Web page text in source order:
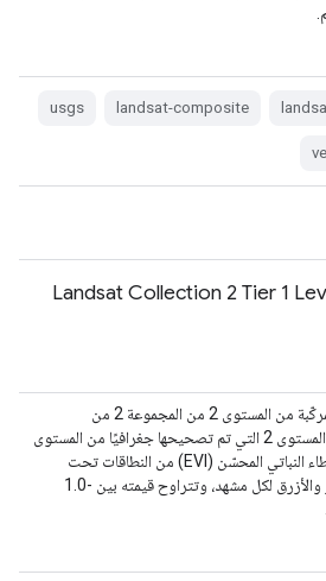
landsat-composite
usgs
Landsat Collection 2 Tier 1
تم إنشاء هذه الصور المركّبة من المستوى 2 من المجموعة 2 من
Landsat من مشاهد المستوى 2 التي تم تصحيحها جغرافيًا من المستوى
1. يتم إنشاء مؤشر الغطاء النباتي المحسّن (EVI) من النطاقات تحت
الأحمر القريب والأحمر والأزرق لكل مشهد، وتتراوح قيمته بين -1.0